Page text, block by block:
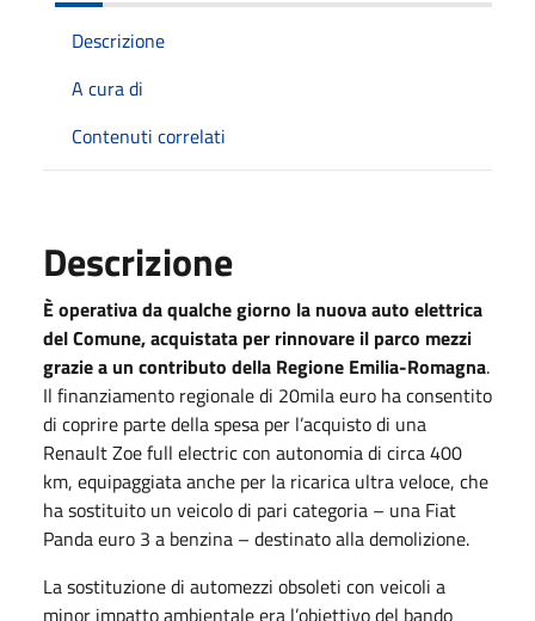
Descrizione
A cura di
Contenuti correlati
Descrizione
È operativa da qualche giorno la nuova auto elettrica
del Comune, acquistata per rinnovare il parco mezzi
grazie a un contributo della Regione Emilia-Romagna.
Il finanziamento regionale di 20mila euro ha consentito
di coprire parte della spesa per l’acquisto di una
Renault Zoe full electric con autonomia di circa 400
km, equipaggiata anche per la ricarica ultra veloce, che
ha sostituito un veicolo di pari categoria – una Fiat
Panda euro 3 a benzina – destinato alla demolizione.
La sostituzione di automezzi obsoleti con veicoli a
minor impatto ambientale era l’obiettivo del bando